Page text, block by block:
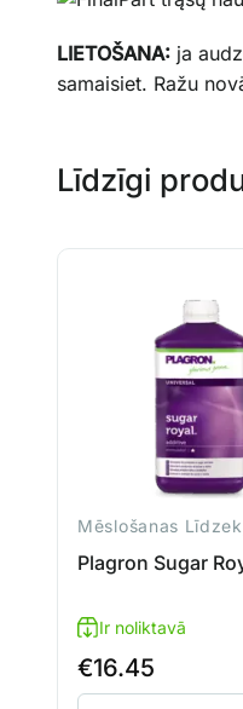
LIETOŠANA: ja
samaisiet. Ražu
Līdzīgi
Mēslošanas
Plagron Sugar
Ir noliktavā
€16.45